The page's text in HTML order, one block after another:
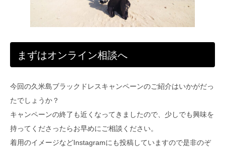
まずはオンライン相談へ
今回の久米島ブラックドレスキャンペーンのご紹介はいかがだっ
たでしょうか？
キャンペーンの終了も近くなってきましたので、少しでも興味を
持ってくださったらお早めにご相談ください。
着用のイメージなどInstagramにも投稿していますので是非のぞ